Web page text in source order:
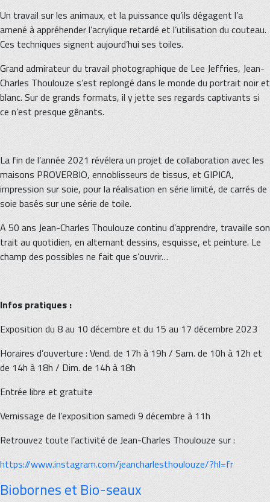
Un travail sur les animaux, et la puissance qu’ils dégagent l’a
amené à appréhender l’acrylique retardé et l’utilisation du couteau.
Ces techniques signent aujourd’hui ses toiles.
Grand admirateur du travail photographique de Lee Jeffries, Jean-
Charles Thoulouze s’est replongé dans le monde du portrait noir et
blanc. Sur de grands formats, il y jette ses regards captivants si
ce n’est presque gênants.
La fin de l’année 2021 révélera un projet de collaboration avec les
maisons PROVERBIO, ennoblisseurs de tissus, et GIPICA,
impression sur soie, pour la réalisation en série limité, de carrés de
soie basés sur une série de toile.
A 50 ans Jean-Charles Thoulouze continu d’apprendre, travaille son
trait au quotidien, en alternant dessins, esquisse, et peinture. Le
champ des possibles ne fait que s’ouvrir…
Infos pratiques :
Exposition du 8 au 10 décembre et du 15 au 17 décembre 2023
Horaires d’ouverture : Vend. de 17h à 19h / Sam. de 10h à 12h et
de 14h à 18h / Dim. de 14h à 18h
Entrée libre et gratuite
Vernissage de l’exposition samedi 9 décembre à 11h
Retrouvez toute l’activité de Jean-Charles Thoulouze sur :
https://www.instagram.com/jeancharlesthoulouze/?hl=fr
Biobornes et Bio-seaux